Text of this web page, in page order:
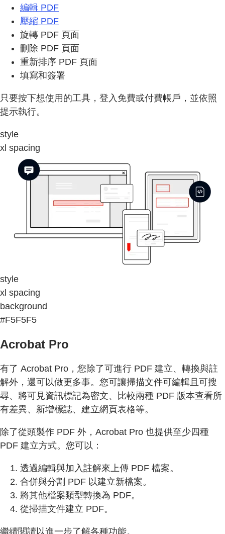
編輯 PDF
壓縮 PDF
旋轉 PDF 頁面
刪除 PDF 頁面
重新排序 PDF 頁面
填寫和簽署
只要按下想使用的工具，登入免費或付費帳戶，並依照
提示執行。
style
xl spacing
style
xl spacing
background
#F5F5F5
Acrobat Pro
有了 Acrobat Pro，您除了可進行 PDF 建立、轉換與註
解外，還可以做更多事。您可讓掃描文件可編輯且可搜
尋、將可見資訊標記為密文、比較兩種 PDF 版本查看所
有差異、新增標誌、建立網頁表格等。
除了從頭製作 PDF 外，Acrobat Pro 也提供至少四種
PDF 建立方式。您可以：
透過編輯與加入註解來上傳 PDF 檔案。
合併與分割 PDF 以建立新檔案。
將其他檔案類型轉換為 PDF。
從掃描文件建立 PDF。
繼續閱讀以進一步了解各種功能。